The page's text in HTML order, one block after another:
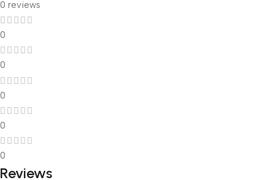
0 reviews
0
0
0
0
0
Reviews